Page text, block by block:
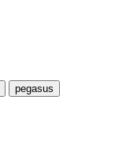
pegasus